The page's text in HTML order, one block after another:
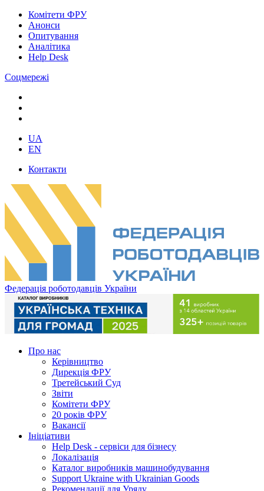
Комітети ФРУ
Анонси
Опитування
Аналітика
Help Desk
Соцмережі
UA
EN
Контакти
Федерація роботодавців України
Про нас
Керівництво
Дирекція ФРУ
Третейський Суд
Звіти
Комітети ФРУ
20 років ФРУ
Вакансії
Ініціативи
Help Desk - сервіси для бізнесу
Локалізація
Каталог виробників машинобудування
Support Ukraine with Ukrainian Goods